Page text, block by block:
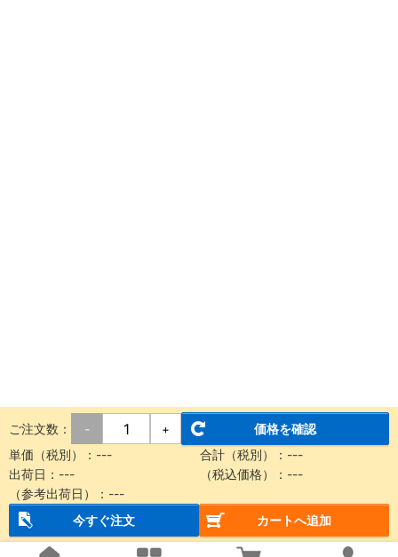
ご注文数： - +
価格を確認
単価（税別）： --- 合計（税別）： ---
出荷日： --- （税込価格）： ---
（参考出荷日）： ---
今すぐ注文
カートへ追加